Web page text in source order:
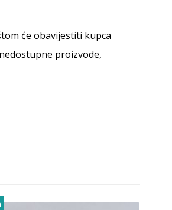
će obavijestiti kupca
proizvode,